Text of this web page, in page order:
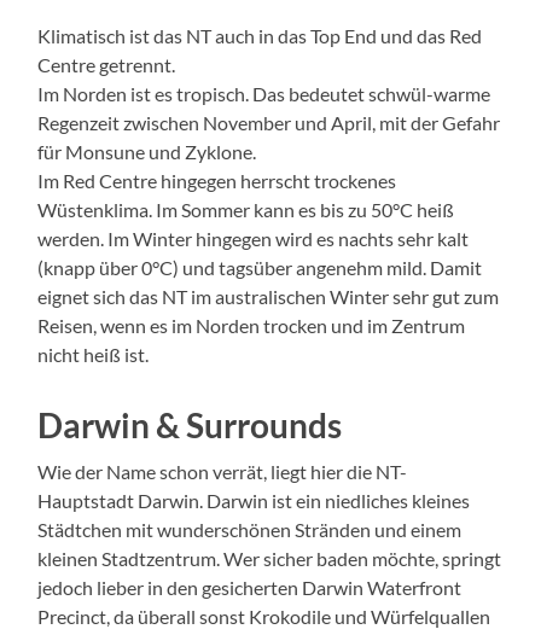
Klimatisch ist das NT auch in das Top End und das Red
Centre getrennt.
Im Norden ist es tropisch. Das bedeutet schwül-warme
Regenzeit zwischen November und April, mit der Gefahr
für Monsune und Zyklone.
Im Red Centre hingegen herrscht trockenes
Wüstenklima. Im Sommer kann es bis zu 50°C heiß
werden. Im Winter hingegen wird es nachts sehr kalt
(knapp über 0°C) und tagsüber angenehm mild. Damit
eignet sich das NT im australischen Winter sehr gut zum
Reisen, wenn es im Norden trocken und im Zentrum
nicht heiß ist.
Darwin & Surrounds
Wie der Name schon verrät, liegt hier die NT-
Hauptstadt Darwin. Darwin ist ein niedliches kleines
Städtchen mit wunderschönen Stränden und einem
kleinen Stadtzentrum. Wer sicher baden möchte, springt
jedoch lieber in den gesicherten Darwin Waterfront
Precinct, da überall sonst Krokodile und Würfelquallen